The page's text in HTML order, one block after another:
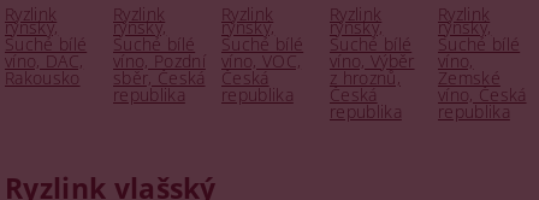
Ryzlink
rýnský,
Suché bílé
víno, DAC,
Rakousko
Ryzlink
rýnský,
Suché bílé
víno, Pozdní
sběr, Česká
republika
Ryzlink
rýnský,
Suché bílé
víno, VOC,
Česká
republika
Ryzlink
rýnský,
Suché bílé
víno, Výběr
z hroznů,
Česká
republika
Ryzlink
rýnský,
Suché bílé
víno,
Zemské
víno, Česká
republika
Ryzlink vlašský